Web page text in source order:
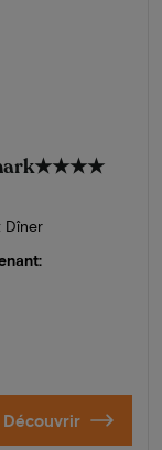
★★★★
Dîner
Découvrir